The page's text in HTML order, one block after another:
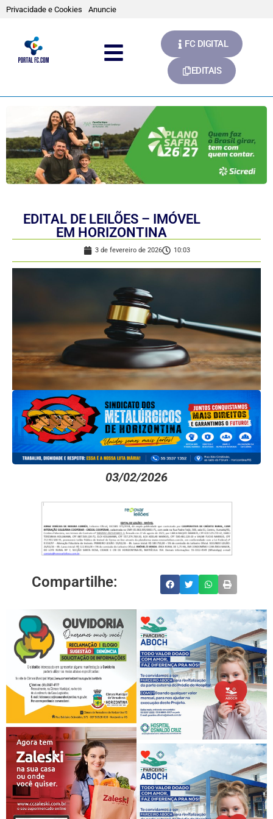
Privacidade e Cookies Anuncie
FC DIGITAL
EDITAIS
EDITAL DE LEILÕES – IMÓVEL
EM HORIZONTINA
3 de fevereiro de 2026 10:03
03/02/2026
Compartilhe: